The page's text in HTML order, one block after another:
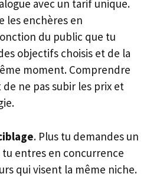
avec un tarif unique.
les enchères en
du public que tu
objectifs choisis et de la
moment. Comprendre
ne pas subir les prix et
. Plus tu demandes un
entres en concurrence
qui visent la même niche.